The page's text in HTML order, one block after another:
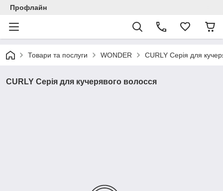
Профлайн
Товари та послуги WONDER CURLY Серія для
CURLY Серія для кучерявого волосся